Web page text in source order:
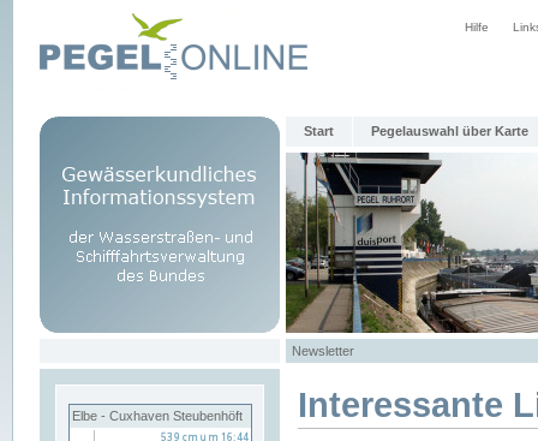
Hilfe
Start Pegelauswahl über Karte
Newsletter
Elbe - Cuxhaven Steubenhöft Interessante